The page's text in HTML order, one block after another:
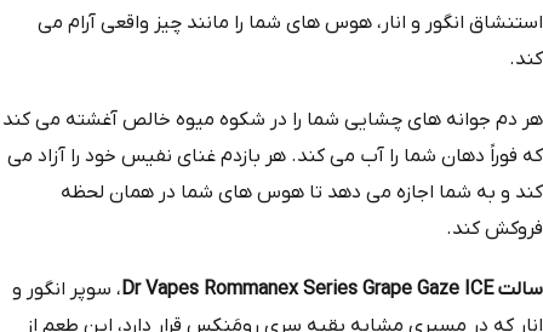
استنشاق انگور و انار، هوس های شما را مانند چیز واقعی آرام می
کند.
هر دم جوانه های چشایی شما را در شکوه میوه خالص آغشته می کند
که فوراً دهان شما را آب می کند. هر بازدم غنای نفیس خود را آزاد می
کند و به شما اجازه می دهد تا هوس های شما در همان لحظه
فروکش کند.
سالت Dr Vapes Rommanex Series Grape Gaze ICE
، سوپر انگور و
انار که در مسیری مشابه بقیه سری رومَنِکس قرار دارد، این طعم از